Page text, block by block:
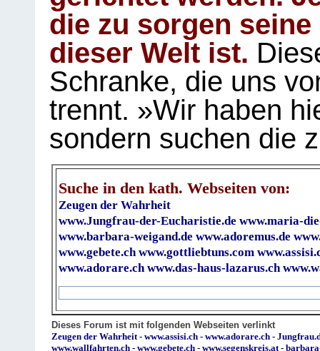
die zu sorgen
dieser Welt ist.
Schranke, die uns
trennt. »Wir haben
sondern suchen die
Suche in den kath. Webseiten von:
Zeugen der Wahrheit
www.Jungfrau-der-Eucharistie.de www.maria-
www.barbara-weigand.de www.adoremus.de
www.gebete.ch www.gottliebtuns.com
www.adorare.ch www.das-haus-lazarus.ch
Dieses Forum ist mit folgenden Webseiten verlinkt
Zeugen der Wahrheit- www.assisi.ch - www.adorare.ch -
www.wallfahrten.ch - www.gebete.ch - www.segenskreis.at-